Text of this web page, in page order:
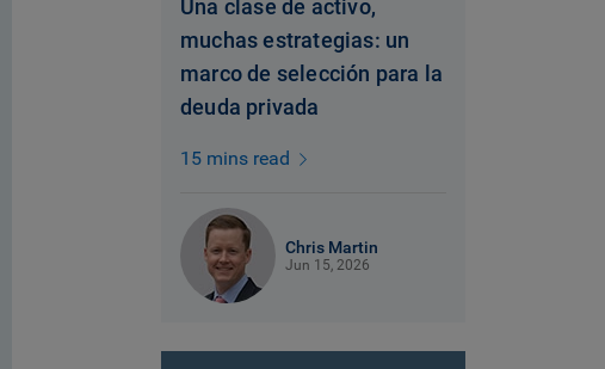
Una clase de activo,
muchas estrategias: un
marco de selección para la
deuda privada
15 mins read
Chris Martin
Jun 15, 2026